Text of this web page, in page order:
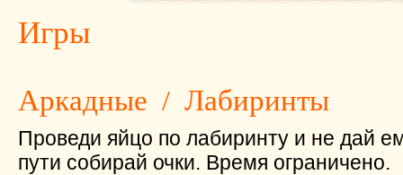
Игры
Аркадные / Лабиринты
Проведи яйцо по лабиринту и не дай
пути собирай очки. Время ограничено.